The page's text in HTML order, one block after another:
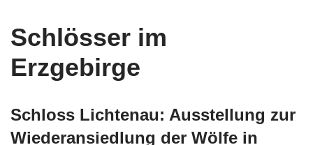
Schlösser im
Erzgebirge
Schloss Lichtenau: Ausstellung zur
Wiederansiedlung der Wölfe in